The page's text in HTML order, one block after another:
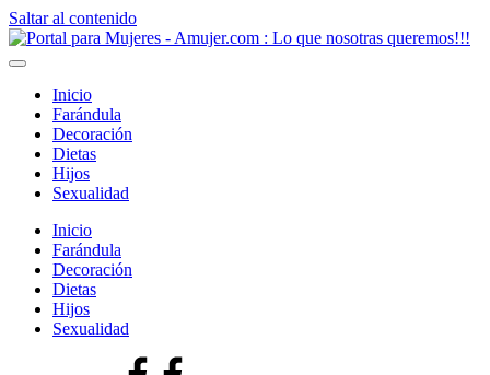
Saltar al contenido
Inicio
Farándula
Decoración
Dietas
Hijos
Sexualidad
Inicio
Farándula
Decoración
Dietas
Hijos
Sexualidad